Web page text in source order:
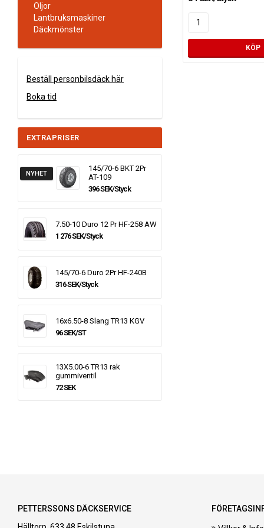
Oljor
Lantbruksmaskiner
Däckmönster
Beställ personbilsdäck här
Boka tid
EXTRAPRISER
NYHET
145/70-6 BKT 2Pr
AT-109
396 SEK/Styck
7.50-10 Duro 12 Pr HF-258 AW
1 276 SEK/Styck
145/70-6 Duro 2Pr HF-240B
316 SEK/Styck
16x6.50-8 Slang TR13 KGV
96 SEK/ST
13X5.00-6 TR13 rak
gummiventil
72 SEK
KÖP
PETTERSSONS DÄCKSERVICE